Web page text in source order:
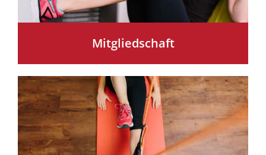
Mitgliedschaft